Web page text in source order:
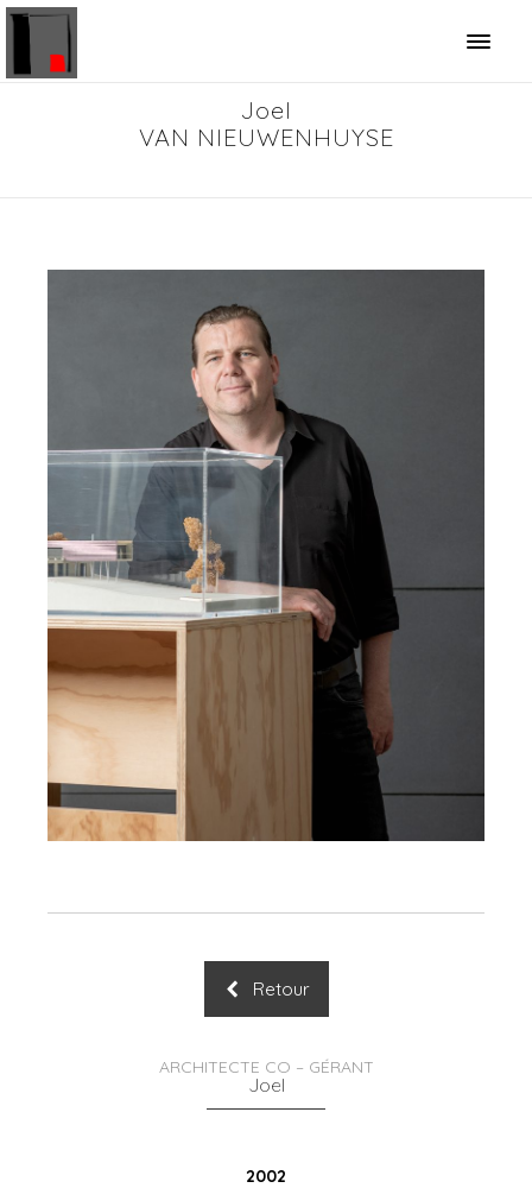
Panneau de gestion des cookies
Joel
VAN NIEUWENHUYSE
Retour
ARCHITECTE CO – GÉRANT
Joel
2002